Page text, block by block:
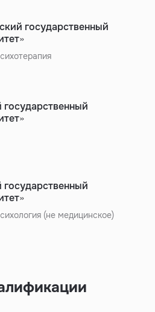
государственный
(не медицинское)